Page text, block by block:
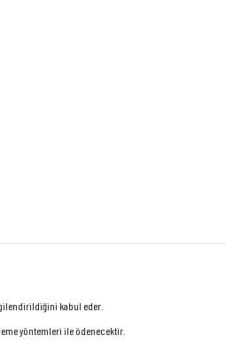
kabul eder.
yöntemleri ile ödenecektir.